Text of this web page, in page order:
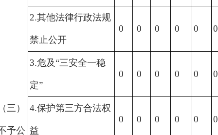
三）
予公
2.其他法律行政法规
禁止公开
0 0 0 0 0 0
3.危及“三安全一稳
定”
0 0 0 0 0 0
4.保护第三方合法权
益
0 0 0 0 0 0